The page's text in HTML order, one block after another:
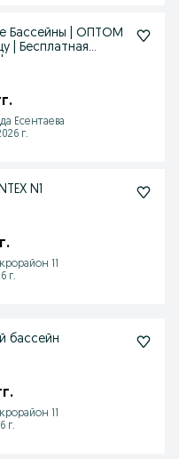
Бассейны | ОПТОМ
| Бесплатная
Есентаева
г.
INTEX N1
11
г.
бассейн
11
г.